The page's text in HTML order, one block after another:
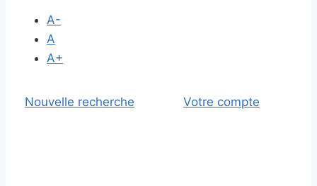
A-
A
A+
Nouvelle recherche Votre compte